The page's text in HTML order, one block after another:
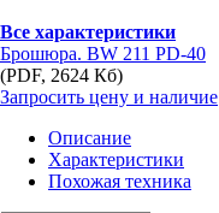
Все характеристики
Брошюра. BW 211 PD-40
(PDF, 2624 Кб)
Запросить цену и наличие
Описание
Характеристики
Похожая техника